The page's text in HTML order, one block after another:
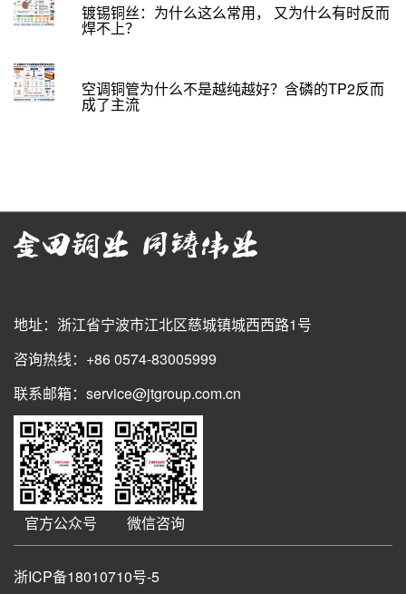
镀锡铜丝：为什么这么常用， 又为什么有时反而
焊不上？
空调铜管为什么不是越纯越好？含磷的TP2反而
成了主流
地址：浙江省宁波市江北区慈城镇城西西路1号
咨询热线：+86 0574-83005999
联系邮箱：service@jtgroup.com.cn
官方公众号 微信咨询
浙ICP备18010710号-5